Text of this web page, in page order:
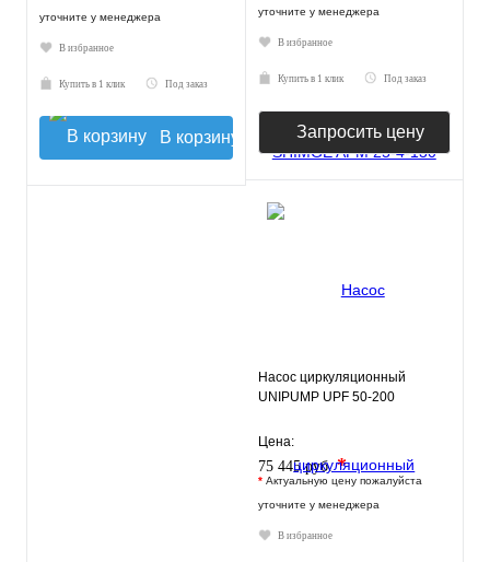
уточните у менеджера
В избранное
Купить в 1 клик Под заказ
В корзину
уточните у менеджера
В избранное
Купить в 1 клик Под заказ
Запросить цену
Насос циркуляционный
UNIPUMP UPF 50-200
Цена:
75 445 руб.*
* Актуальную цену пожалуйста
уточните у менеджера
В избранное